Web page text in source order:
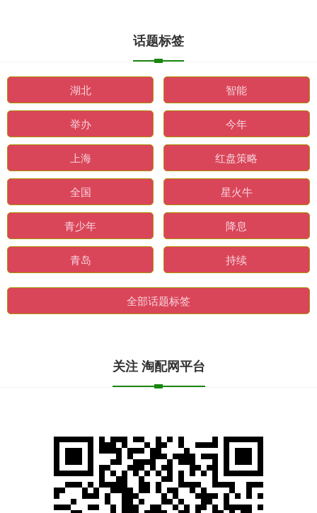
话题标签
湖北 智能
举办 今年
上海 红盘策略
全国 星火牛
青少年 降息
青岛 持续
全部话题标签
关注 淘配网平台